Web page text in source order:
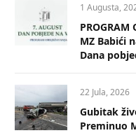
1 Augusta,
PROGRAM
MZ Babići
Dana
22 Jula, 2026
Gubitak
Preminuo